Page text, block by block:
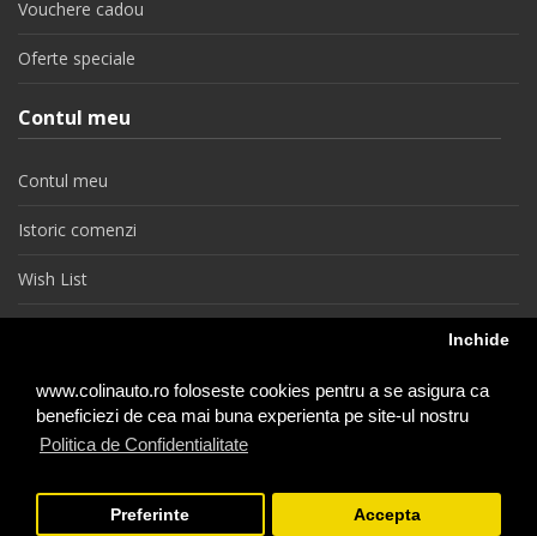
www.colinauto.ro foloseste cookies pentru a se asigura ca
beneficiezi de cea mai buna experienta pe site-ul nostru
Politica de Confidentialitate
Inchide
Preferinte Accepta
Vouchere cadou
Oferte speciale
Contul meu
Contul meu
Istoric comenzi
Wish List